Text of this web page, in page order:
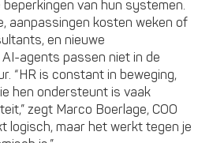
van hun systemen.
aanpassingen kosten weken of
en nieuwe
agents passen niet in de
“HR is constant in beweging,
hen ondersteunt is vaak
zegt Marco Boerlage, COO
logisch, maar het werkt tegen je